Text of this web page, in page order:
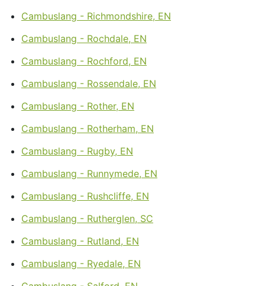
Cambuslang - Richmondshire, EN
Cambuslang - Rochdale, EN
Cambuslang - Rochford, EN
Cambuslang - Rossendale, EN
Cambuslang - Rother, EN
Cambuslang - Rotherham, EN
Cambuslang - Rugby, EN
Cambuslang - Runnymede, EN
Cambuslang - Rushcliffe, EN
Cambuslang - Rutherglen, SC
Cambuslang - Rutland, EN
Cambuslang - Ryedale, EN